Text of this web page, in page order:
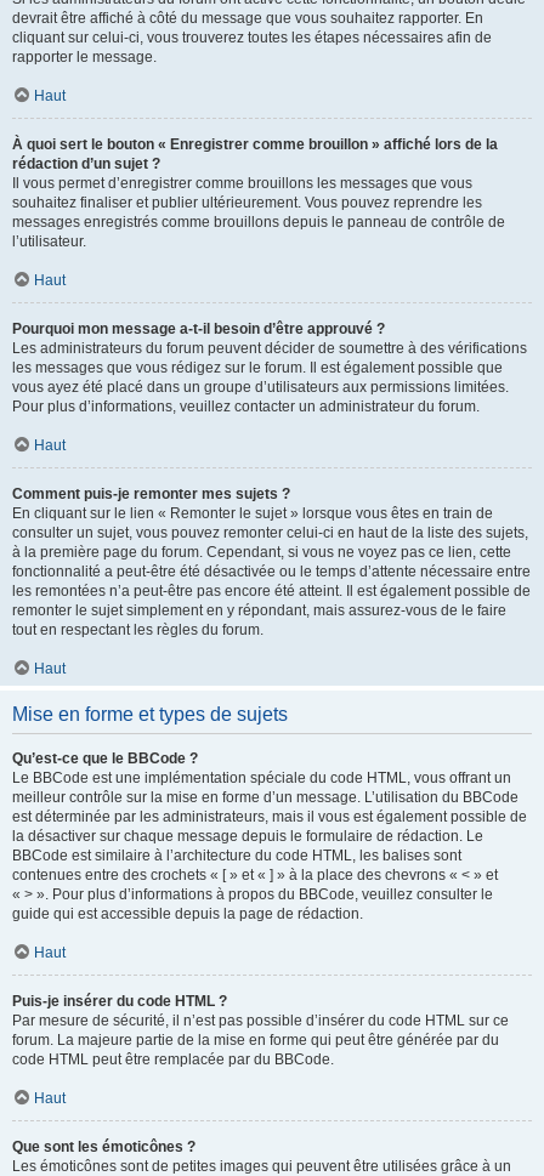
devrait être affiché à côté du message que vous souhaitez rapporter. En
cliquant sur celui-ci, vous trouverez toutes les étapes nécessaires afin de
rapporter le message.
Haut
À quoi sert le bouton « Enregistrer comme brouillon » affiché lors de la
rédaction d’un sujet ?
Il vous permet d’enregistrer comme brouillons les messages que vous
souhaitez finaliser et publier ultérieurement. Vous pouvez reprendre les
messages enregistrés comme brouillons depuis le panneau de contrôle de
l’utilisateur.
Haut
Pourquoi mon message a-t-il besoin d’être approuvé ?
Les administrateurs du forum peuvent décider de soumettre à des vérifications
les messages que vous rédigez sur le forum. Il est également possible que
vous ayez été placé dans un groupe d’utilisateurs aux permissions limitées.
Pour plus d’informations, veuillez contacter un administrateur du forum.
Haut
Comment puis-je remonter mes sujets ?
En cliquant sur le lien « Remonter le sujet » lorsque vous êtes en train de
consulter un sujet, vous pouvez remonter celui-ci en haut de la liste des sujets,
à la première page du forum. Cependant, si vous ne voyez pas ce lien, cette
fonctionnalité a peut-être été désactivée ou le temps d’attente nécessaire entre
les remontées n’a peut-être pas encore été atteint. Il est également possible de
remonter le sujet simplement en y répondant, mais assurez-vous de le faire
tout en respectant les règles du forum.
Haut
Mise en forme et types de sujets
Qu’est-ce que le BBCode ?
Le BBCode est une implémentation spéciale du code HTML, vous offrant un
meilleur contrôle sur la mise en forme d’un message. L’utilisation du BBCode
est déterminée par les administrateurs, mais il vous est également possible de
la désactiver sur chaque message depuis le formulaire de rédaction. Le
BBCode est similaire à l’architecture du code HTML, les balises sont
contenues entre des crochets « [ » et « ] » à la place des chevrons « < » et
« > ». Pour plus d’informations à propos du BBCode, veuillez consulter le
guide qui est accessible depuis la page de rédaction.
Haut
Puis-je insérer du code HTML ?
Par mesure de sécurité, il n’est pas possible d’insérer du code HTML sur ce
forum. La majeure partie de la mise en forme qui peut être générée par du
code HTML peut être remplacée par du BBCode.
Haut
Que sont les émoticônes ?
Les émoticônes sont de petites images qui peuvent être utilisées grâce à un